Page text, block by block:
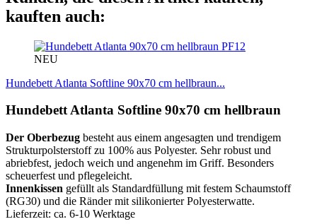
kauften auch:
PF12
NEU
Hundebett Atlanta Softline 90x70 cm hellbraun...
Hundebett Atlanta Softline 90x70 cm hellbraun
Der Oberbezug besteht aus einem angesagten und trendigem
Strukturpolsterstoff zu 100% aus Polyester. Sehr robust und
abriebfest, jedoch weich und angenehm im Griff. Besonders
scheuerfest und pflegeleicht.
Innenkissen gefüllt als Standardfüllung mit festem Schaumstoff
(RG30) und die Ränder mit silikonierter Polyesterwatte.
Lieferzeit: ca. 6-10 Werktage